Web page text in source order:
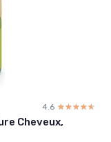
4.6 ☆☆☆☆☆
★★★★★
Cheveux,